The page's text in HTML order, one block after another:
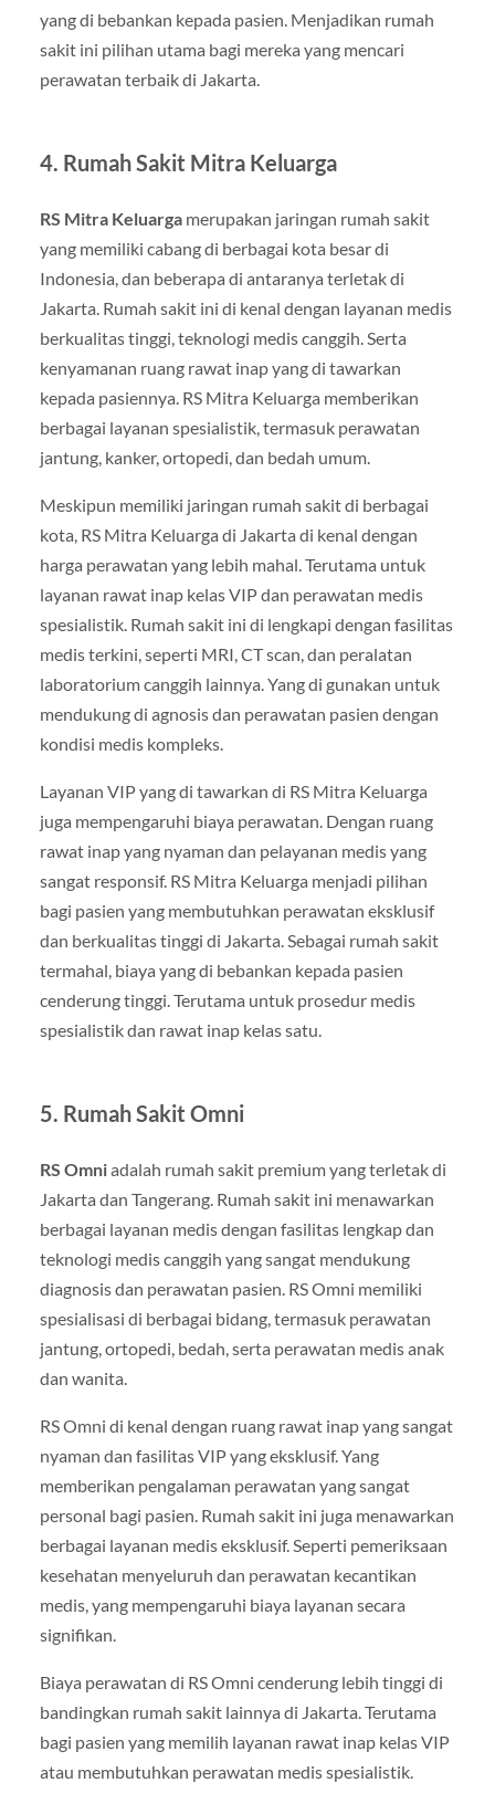
yang di bebankan kepada pasien. Menjadikan rumah
sakit ini pilihan utama bagi mereka yang mencari
perawatan terbaik di Jakarta.
4. Rumah Sakit Mitra Keluarga
RS Mitra Keluargamerupakan jaringan rumah sakit
yang memiliki cabang di berbagai kota besar di
Indonesia, dan beberapa di antaranya terletak di
Jakarta. Rumah sakit ini di kenal dengan layanan medis
berkualitas tinggi, teknologi medis canggih. Serta
kenyamanan ruang rawat inap yang di tawarkan
kepada pasiennya. RS Mitra Keluarga memberikan
berbagai layanan spesialistik, termasuk perawatan
jantung, kanker, ortopedi, dan bedah umum.
Meskipun memiliki jaringan rumah sakit di berbagai
kota, RS Mitra Keluarga di Jakarta di kenal dengan
harga perawatan yang lebih mahal. Terutama untuk
layanan rawat inap kelas VIP dan perawatan medis
spesialistik. Rumah sakit ini di lengkapi dengan fasilitas
medis terkini, seperti MRI, CT scan, dan peralatan
laboratorium canggih lainnya. Yang di gunakan untuk
mendukung di agnosis dan perawatan pasien dengan
kondisi medis kompleks.
Layanan VIP yang di tawarkan di RS Mitra Keluarga
juga mempengaruhi biaya perawatan. Dengan ruang
rawat inap yang nyaman dan pelayanan medis yang
sangat responsif. RS Mitra Keluarga menjadi pilihan
bagi pasien yang membutuhkan perawatan eksklusif
dan berkualitas tinggi di Jakarta. Sebagai rumah sakit
termahal, biaya yang di bebankan kepada pasien
cenderung tinggi. Terutama untuk prosedur medis
spesialistik dan rawat inap kelas satu.
5. Rumah Sakit Omni
RS Omniadalah rumah sakit premium yang terletak di
Jakarta dan Tangerang. Rumah sakit ini menawarkan
berbagai layanan medis dengan fasilitas lengkap dan
teknologi medis canggih yang sangat mendukung
diagnosis dan perawatan pasien. RS Omni memiliki
spesialisasi di berbagai bidang, termasuk perawatan
jantung, ortopedi, bedah, serta perawatan medis anak
dan wanita.
RS Omni di kenal dengan ruang rawat inap yang sangat
nyaman dan fasilitas VIP yang eksklusif. Yang
memberikan pengalaman perawatan yang sangat
personal bagi pasien. Rumah sakit ini juga menawarkan
berbagai layanan medis eksklusif. Seperti pemeriksaan
kesehatan menyeluruh dan perawatan kecantikan
medis, yang mempengaruhi biaya layanan secara
signifikan.
Biaya perawatan di RS Omni cenderung lebih tinggi di
bandingkan rumah sakit lainnya di Jakarta. Terutama
bagi pasien yang memilih layanan rawat inap kelas VIP
atau membutuhkan perawatan medis spesialistik.